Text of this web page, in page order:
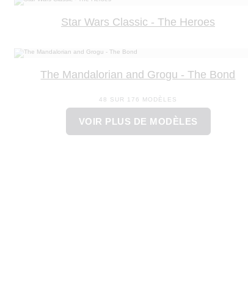
Star Wars Classic - The Heroes
The Mandalorian and Grogu - The Bond
48 SUR 176 MODÈLES
VOIR PLUS DE MODÈLES